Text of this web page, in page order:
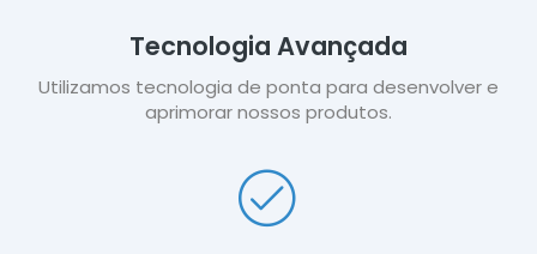
Tecnologia Avançada
Utilizamos tecnologia de ponta para desenvolver e
aprimorar nossos produtos.